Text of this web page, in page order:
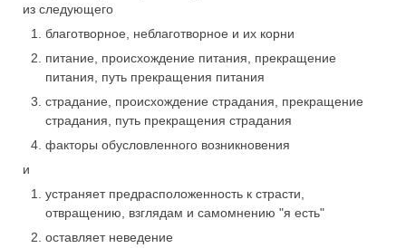
из следующего
благотворное, неблаготворное и их корни
питание, происхождение питания, прекращение
питания, путь прекращения питания
страдание, происхождение страдания, прекращение
страдания, путь прекращения страдания
факторы обусловленного возникновения
и
устраняет предрасположенность к страсти,
отвращению, взглядам и самомнению "я есть"
оставляет неведение